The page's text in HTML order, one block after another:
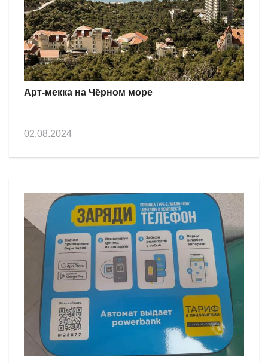
Арт-мекка на Чёрном море
02.08.2024